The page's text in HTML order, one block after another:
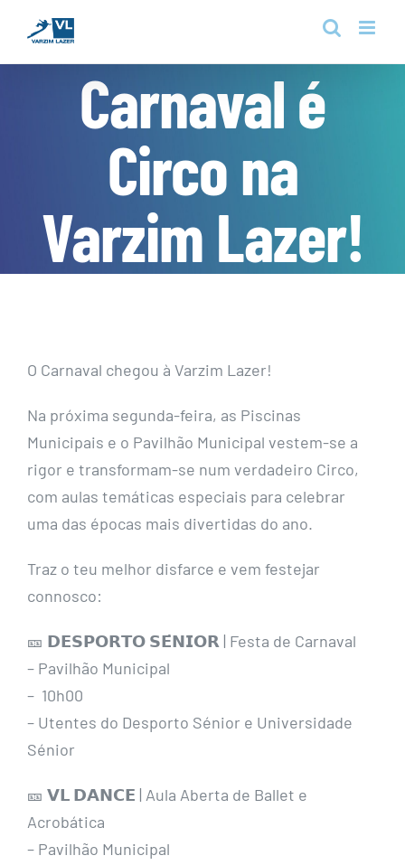
content
Carnaval é
Circo na
Varzim Lazer!
O Carnaval chegou à Varzim Lazer!
Na próxima segunda-feira, as Piscinas
Municipais e o Pavilhão Municipal vestem-se a
rigor e transformam-se num verdadeiro Circo,
com aulas temáticas especiais para celebrar
uma das épocas mais divertidas do ano.
Traz o teu melhor disfarce e vem festejar
connosco:
🎫 𝗗𝗘𝗦𝗣𝗢𝗥𝗧𝗢 𝗦𝗘́𝗡𝗜𝗢𝗥 | Festa de Carnaval
– Pavilhão Municipal
– 10h00
– Utentes do Desporto Sénior e Universidade
Sénior
🎫 𝗩𝗟 𝗗𝗔𝗡𝗖𝗘 | Aula Aberta de Ballet e
Acrobática
– Pavilhão Municipal